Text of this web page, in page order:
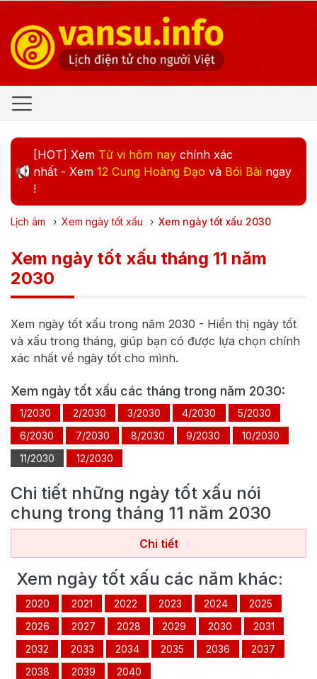
[HOT] Xem Tử vi hôm nay chính xác
nhất - Xem 12 Cung Hoàng Đạo và Bói Bài ngay
!
Lịch âm › Xem ngày tốt xấu › Xem ngày tốt xấu 2030
Xem ngày tốt xấu tháng 11 năm
2030
Xem ngày tốt xấu trong năm 2030 - Hiển thị ngày tốt
và xấu trong tháng, giúp bạn có được lựa chọn chính
xác nhất về ngày tốt cho mình.
Xem ngày tốt xấu các tháng trong năm 2030:
1/2030 2/2030 3/2030 4/2030
5/2030
6/2030
7/2030 8/2030 9/2030
10/2030
11/2030
12/2030
Chi tiết những ngày tốt xấu nói
chung trong tháng 11 năm 2030
Chi tiết
Xem ngày tốt xấu các năm khác:
2020 2021 2022 2023 2024
2025
2026
2027 2028 2029 2030
2031
2032
2033 2034 2035 2036
2037
2038
2039 2040